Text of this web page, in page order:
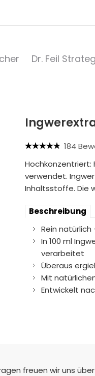
Dr. Feil
184
Hochkonzentriert:
verwendet.
Inhaltsstoffe. Die
Beschreibung
Rein
In 100 ml
verarbeitet
Überaus
Mit
Entwickelt
freuen wir uns über